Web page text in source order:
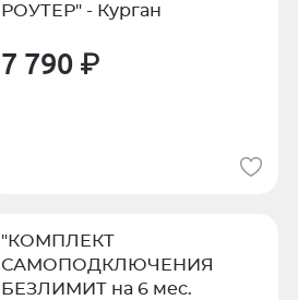
РОУТЕР" - Курган
7 790 ₽
"КОМПЛЕКТ
САМОПОДКЛЮЧЕНИЯ
БЕЗЛИМИТ на 6 мес.